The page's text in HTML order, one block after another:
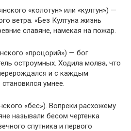
«колотун» или «култун») —
ветра. «Без Култуна жизнь
славяне, намекая на пожар.
«процорий») — бог
остроумных. Ходила молва, что
и с каждым
умнее.
«бес»). Вопреки расхожему
называли бесом чертенка
спутника и первого